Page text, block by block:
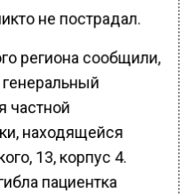
не пострадал.
региона сообщили,
частной
находящейся
13, корпус 4.
пациентка